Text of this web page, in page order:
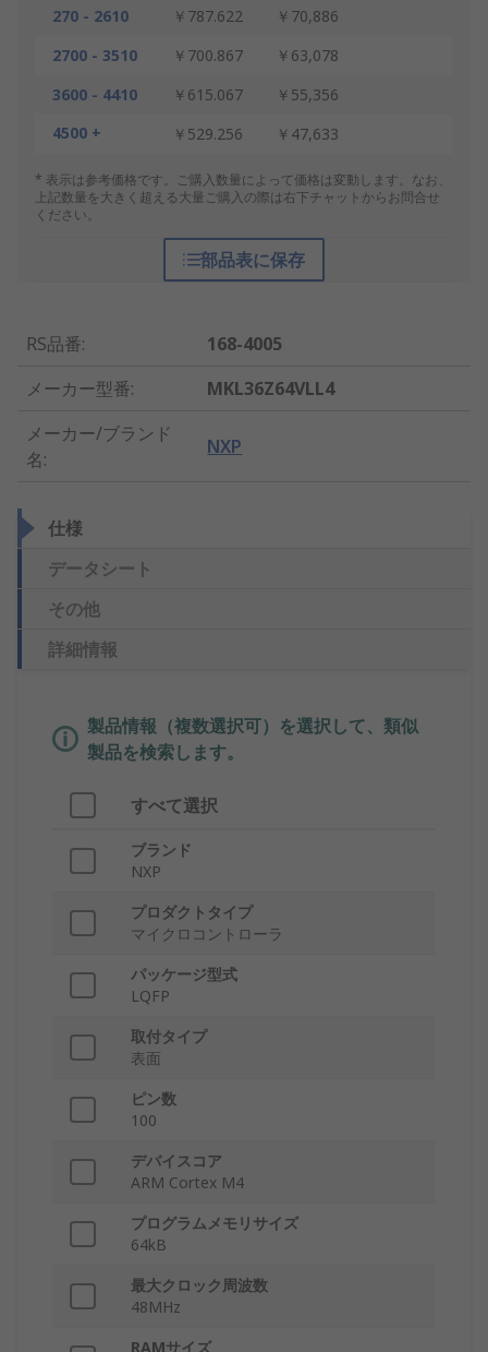
270 - 2610
￥787.622
￥70,886
2700 - 3510
￥700.867
￥63,078
3600 - 4410
￥615.067
￥55,356
4500 +
￥529.256 ￥47,633
* 表示は参考価格です。ご購入数量によって価格は変動します。なお、
上記数量を大きく超える大量ご購入の際は右下チャットからお問合せ
ください。
部品表に保存
RS品番:
168-4005
メーカー型番:
MKL36Z64VLL4
メーカー/ブランド
名:
NXP
仕様
データシート
その他
詳細情報
製品情報（複数選択可）を選択して、類似
製品を検索します。
すべて選択
ブランド
NXP
プロダクトタイプ
マイクロコントローラ
パッケージ型式
LQFP
取付タイプ
表面
ピン数
100
デバイスコア
ARM Cortex M4
プログラムメモリサイズ
64kB
最大クロック周波数
48MHz
RAMサイズ